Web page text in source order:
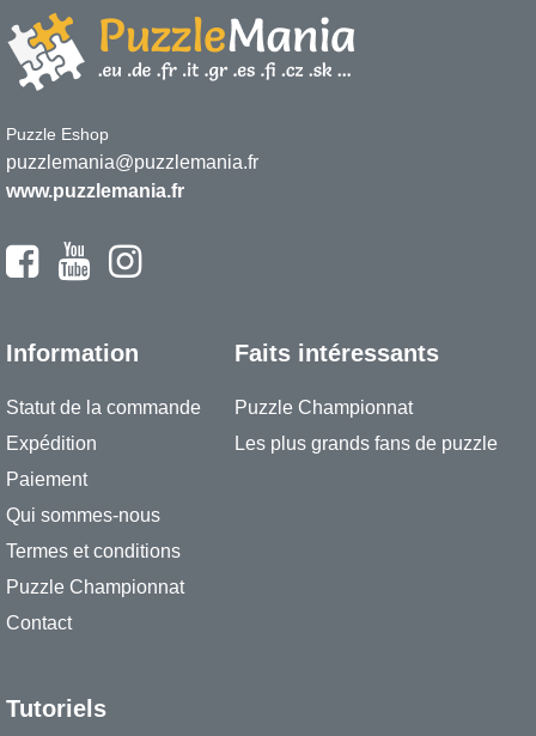
Puzzle Eshop
puzzlemania@puzzlemania.fr
www.puzzlemania.fr
Information
Statut de la commande
Expédition
Paiement
Qui sommes-nous
Termes et conditions
Puzzle Championnat
Contact
Faits intéressants
Puzzle Championnat
Les plus grands fans de puzzle
Tutoriels